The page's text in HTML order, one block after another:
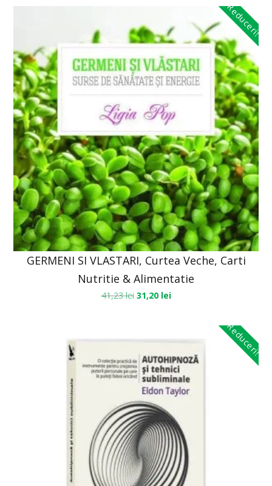
Reduceri!
GERMENI SI VLASTARI, Curtea Veche, Carti
Nutritie & Alimentatie
41,23lei 31,20 lei
Reduceri!